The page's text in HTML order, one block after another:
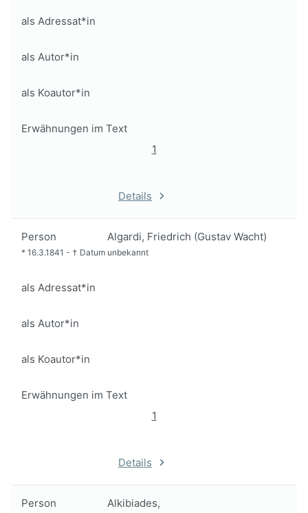
als Adressat*in
als Autor*in
als Koautor*in
Erwähnungen im Text
1
Details
Person Algardi, Friedrich (Gustav Wacht)
* 16.3.1841 - † Datum unbekannt
als Adressat*in
als Autor*in
als Koautor*in
Erwähnungen im Text
1
Details
Person Alkibiades,